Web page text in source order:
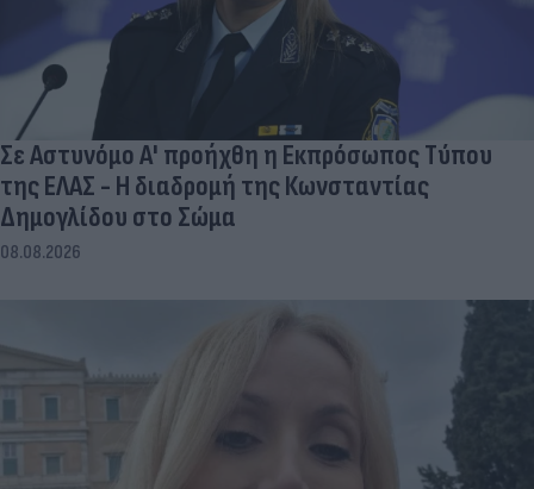
Σε Αστυνόμο Α' προήχθη η Εκπρόσωπος Τύπου
της ΕΛΑΣ - Η διαδρομή της Κωνσταντίας
Δημογλίδου στο Σώμα
08.08.2026